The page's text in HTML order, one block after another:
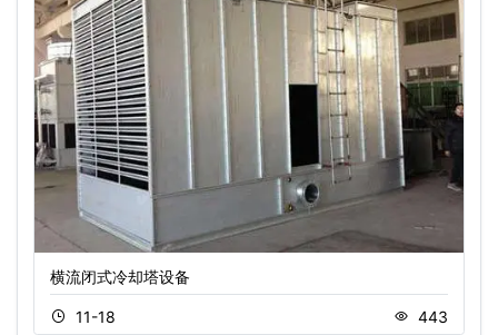
横流闭式冷却塔设备
11-18 443